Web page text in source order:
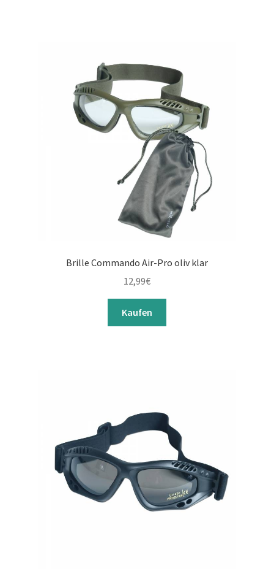
Brille Commando Air-Pro oliv klar
12,99€
Kaufen